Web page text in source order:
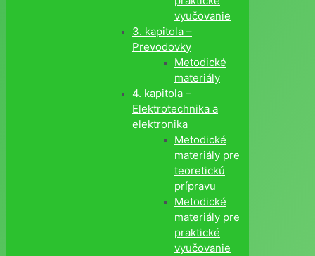
vyučovanie
3. kapitola –
Prevodovky
Metodické
materiály
4. kapitola –
Elektrotechnika a
elektronika
Metodické
materiály pre
teoretickú
prípravu
Metodické
materiály pre
praktické
vyučovanie